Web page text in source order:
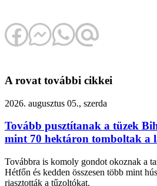
A rovat további cikkei
2026. augusztus 05., szerda
Tovább pusztítanak a tüzek
mint 70 hektáron tomboltak a
Továbbra is komoly gondot okoznak a
Hétfőn és kedden összesen több mint
riasztották a tűzoltókat.